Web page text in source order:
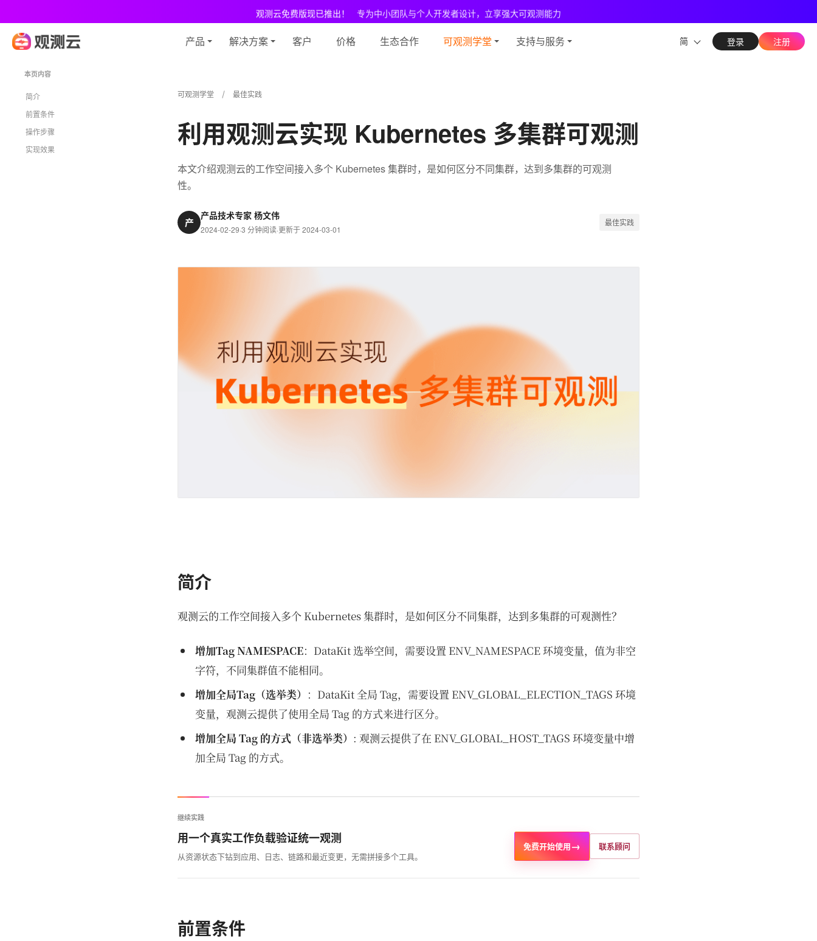
观测云免费版现已推出！ 专为中小团队与个人开发者设计，立享强大可观测能力
产品 解决方案 客户 价格 生态合作 可观测学堂 支持与服务 简 登录 注册
可观测学堂 最佳实践
利用观测云实现 Kubernetes 多集群可观测
本文介绍观测云的工作空间接入多个 Kubernetes 集群时，是如何区分不同集群，达到多集群的可观测
性。
产
产品技术专家 杨文伟
2024-02-29·3 分钟阅读·更新于 2024-03-01
最佳实践
本页内容
简介
前置条件
操作步骤
实现效果
简介
观测云的工作空间接入多个 Kubernetes 集群时，是如何区分不同集群，达到多集群的可观测性？
增加Tag NAMESPACE：DataKit 选举空间，需要设置 ENV_NAMESPACE 环境变量，值为非空
字符，不同集群值不能相同。
增加全局Tag（选举类） ：DataKit 全局 Tag，需要设置 ENV_GLOBAL_ELECTION_TAGS 环境
变量，观测云提供了使用全局 Tag 的方式来进行区分。
增加全局 Tag 的方式（非选举类） : 观测云提供了在 ENV_GLOBAL_HOST_TAGS 环境变量中增
加全局 Tag 的方式。
继续实践
用一个真实工作负载验证统一观测
从资源状态下钻到应用、日志、链路和最近变更，无需拼接多个工具。
免费开始使用→ 联系顾问
前置条件